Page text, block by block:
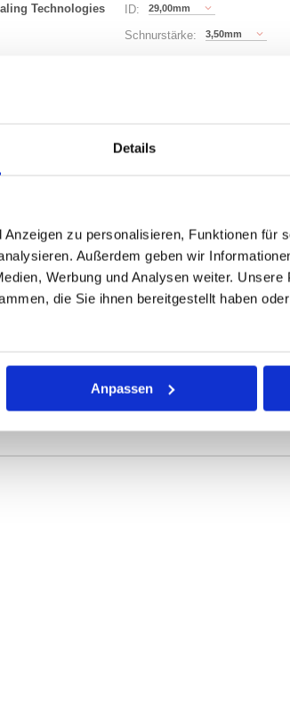
Details
zu personalisieren, Funktionen für
Außerdem geben wir
Werbung und Analysen weiter.
die Sie ihnen bereitgestellt haben
Anpassen
Technologies
ID: 29,00mm
Schnurstärke: 3,50mm
kreisförmigem Querschnitt für die
die Abmessungen.